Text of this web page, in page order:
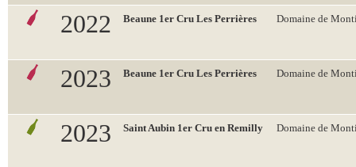
2022 Beaune 1er Cru Les Perrières Domaine de
2023 Beaune 1er Cru Les Perrières Domaine de
2023 Saint Aubin 1er Cru en Remilly Domaine de